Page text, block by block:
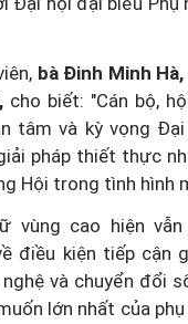
bà Đinh Minh
cho biết: "Cán bộ,
tâm và kỳ vọng
pháp thiết thực
Hội trong tình hình
vùng cao hiện
điều kiện tiếp cận
và chuyển đổi
lớn nhất của phụ